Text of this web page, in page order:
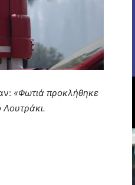
«Φωτιά προκλήθηκε
Λουτράκι.